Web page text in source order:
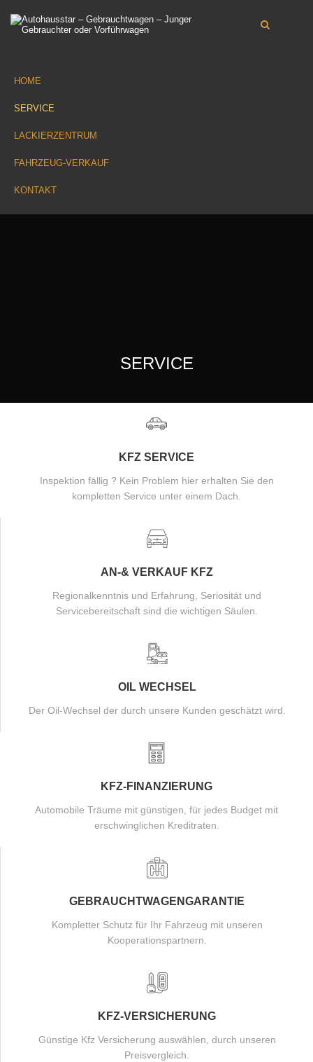
HOME
SERVICE
LACKIERZENTRUM
FAHRZEUG-VERKAUF
KONTAKT
SERVICE
KFZ SERVICE
Inspektion fällig ? Kein Problem hier erhalten Sie den
kompletten Service unter einem Dach.
AN-& VERKAUF KFZ
Regionalkenntnis und Erfahrung, Seriosität und
Servicebereitschaft sind die wichtigen Säulen.
OIL WECHSEL
Der Oil-Wechsel der durch unsere Kunden geschätzt wird.
KFZ-FINANZIERUNG
Automobile Träume mit günstigen, für jedes Budget mit
erschwinglichen Kreditraten.
GEBRAUCHTWAGENGARANTIE
Kompletter Schutz für Ihr Fahrzeug mit unseren
Kooperationspartnern.
KFZ-VERSICHERUNG
Günstige Kfz Versicherung auswählen, durch unseren
Preisvergleich.